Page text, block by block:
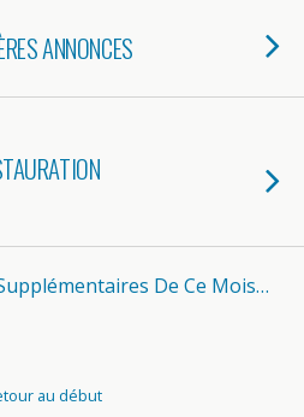
ANNONCES
De Ce Mois…
au début